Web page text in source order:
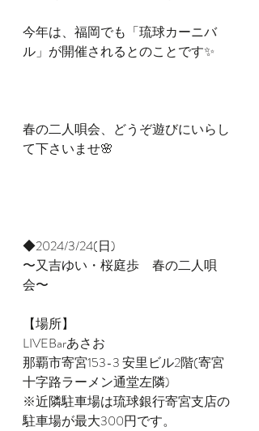
今年は、福岡でも「琉球カーニバ
ル」が開催されるとのことです✨
春の二人唄会、どうぞ遊びにいらし
て下さいませ🌸
◆2024/3/24(日)
〜又吉ゆい・桜庭歩　春の二人唄
会〜
【場所】
LIVEBarあさお
那覇市寄宮153-3 安里ビル2階(寄宮
十字路ラーメン通堂左隣)
※近隣駐車場は琉球銀行寄宮支店の
駐車場が最大300円です。